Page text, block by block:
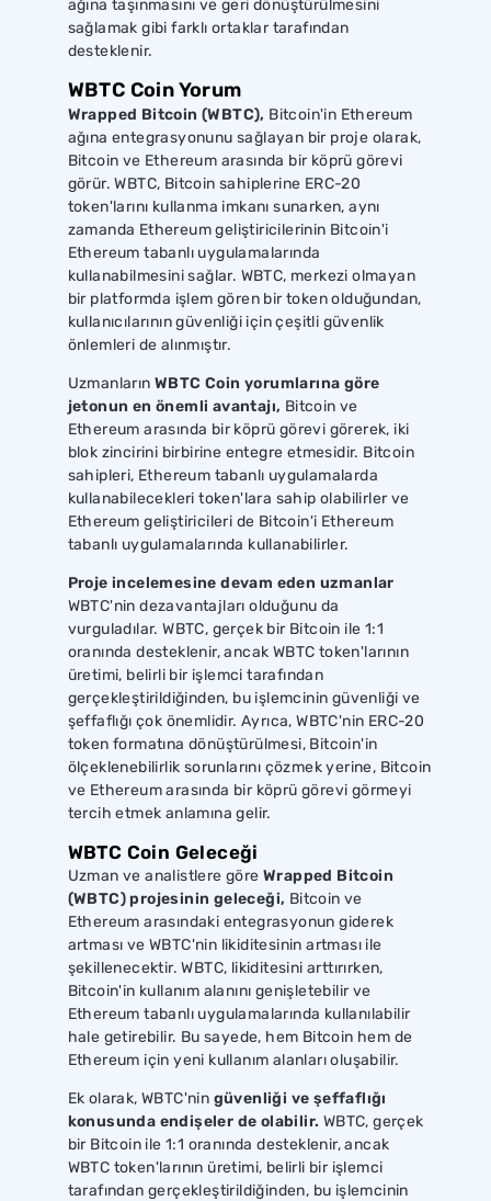
ağına taşınmasını ve geri dönüştürülmesini
sağlamak gibi farklı ortaklar tarafından
desteklenir.
WBTC Coin Yorum
Wrapped Bitcoin (WBTC), Bitcoin'in Ethereum
ağına entegrasyonunu sağlayan bir proje olarak,
Bitcoin ve Ethereum arasında bir köprü görevi
görür. WBTC, Bitcoin sahiplerine ERC-20
token'larını kullanma imkanı sunarken, aynı
zamanda Ethereum geliştiricilerinin Bitcoin'i
Ethereum tabanlı uygulamalarında
kullanabilmesini sağlar. WBTC, merkezi olmayan
bir platformda işlem gören bir token olduğundan,
kullanıcılarının güvenliği için çeşitli güvenlik
önlemleri de alınmıştır.
Uzmanların WBTC Coin yorumlarına göre
jetonun en önemli avantajı, Bitcoin ve
Ethereum arasında bir köprü görevi görerek, iki
blok zincirini birbirine entegre etmesidir. Bitcoin
sahipleri, Ethereum tabanlı uygulamalarda
kullanabilecekleri token'lara sahip olabilirler ve
Ethereum geliştiricileri de Bitcoin'i Ethereum
tabanlı uygulamalarında kullanabilirler.
Proje incelemesine devam eden uzmanlar
WBTC'nin dezavantajları olduğunu da
vurguladılar. WBTC, gerçek bir Bitcoin ile 1:1
oranında desteklenir, ancak WBTC token'larının
üretimi, belirli bir işlemci tarafından
gerçekleştirildiğinden, bu işlemcinin güvenliği ve
şeffaflığı çok önemlidir. Ayrıca, WBTC'nin ERC-20
token formatına dönüştürülmesi, Bitcoin'in
ölçeklenebilirlik sorunlarını çözmek yerine, Bitcoin
ve Ethereum arasında bir köprü görevi görmeyi
tercih etmek anlamına gelir.
WBTC Coin Geleceği
Uzman ve analistlere göre Wrapped Bitcoin
(WBTC) projesinin geleceği, Bitcoin ve
Ethereum arasındaki entegrasyonun giderek
artması ve WBTC'nin likiditesinin artması ile
şekillenecektir. WBTC, likiditesini arttırırken,
Bitcoin'in kullanım alanını genişletebilir ve
Ethereum tabanlı uygulamalarında kullanılabilir
hale getirebilir. Bu sayede, hem Bitcoin hem de
Ethereum için yeni kullanım alanları oluşabilir.
Ek olarak, WBTC'nin güvenliği ve şeffaflığı
konusunda endişeler de olabilir. WBTC, gerçek
bir Bitcoin ile 1:1 oranında desteklenir, ancak
WBTC token'larının üretimi, belirli bir işlemci
tarafından gerçekleştirildiğinden, bu işlemcinin